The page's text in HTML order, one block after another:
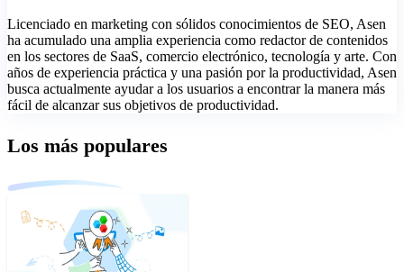
Licenciado en marketing con sólidos conocimientos de SEO, Asen
ha acumulado una amplia experiencia como redactor de contenidos
en los sectores de SaaS, comercio electrónico, tecnología y arte. Con
años de experiencia práctica y una pasión por la productividad, Asen
busca actualmente ayudar a los usuarios a encontrar la manera más
fácil de alcanzar sus objetivos de productividad.
Los más populares